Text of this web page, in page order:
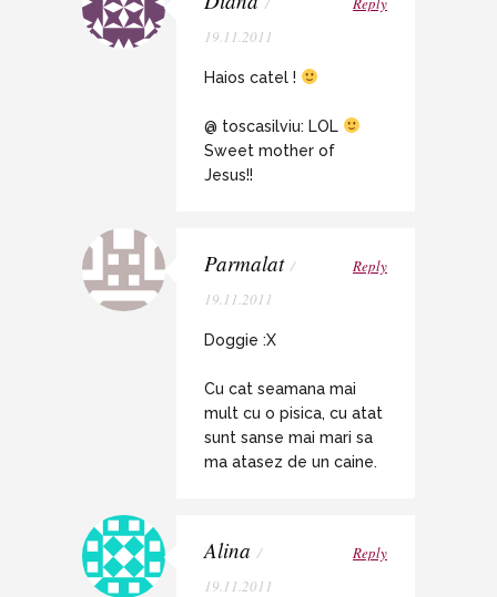
19.11.2011
Haios catel !
@ toscasilviu: LOL
Sweet mother of
Jesus!!
Parmalat /
19.11.2011
Reply
Doggie :X
Cu cat seamana mai
mult cu o pisica, cu atat
sunt sanse mai mari sa
ma atasez de un caine.
Alina /
19.11.2011
Reply